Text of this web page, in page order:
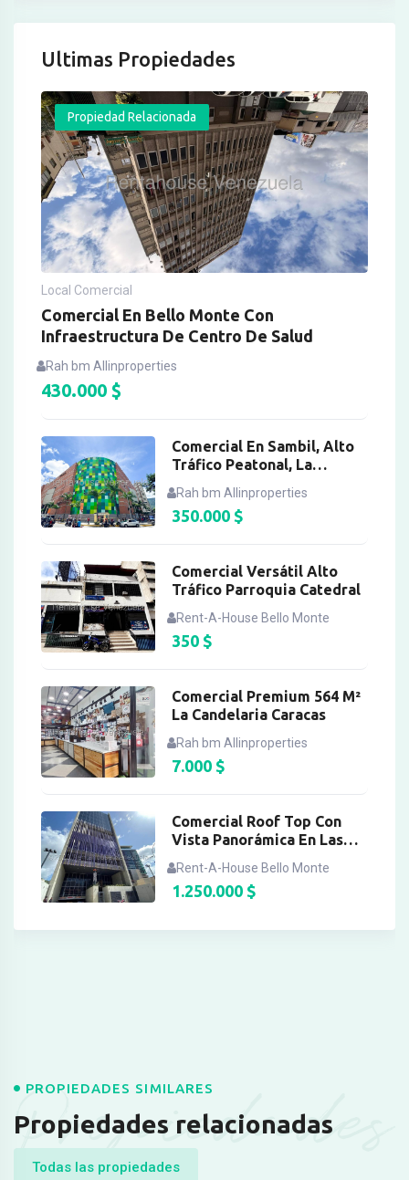
Ultimas Propiedades
Propiedad Relacionada
Local Comercial
Comercial En Bello Monte Con
Infraestructura De Centro De Salud
Rah bm Allinproperties
430.000 $
Comercial En Sambil, Alto
Tráfico Peatonal, La
Rah bm Allinproperties
350.000 $
Comercial Versátil Alto
Tráfico Parroquia Catedral
Rent-A-House Bello Monte
350 $
Comercial Premium 564 M²
La Candelaria Caracas
Rah bm Allinproperties
7.000 $
Comercial Roof Top Con
Vista Panorámica En Las
Rent-A-House Bello Monte
1.250.000 $
Propiedades
PROPIEDADES SIMILARES
Propiedades relacionadas
Todas las propiedades